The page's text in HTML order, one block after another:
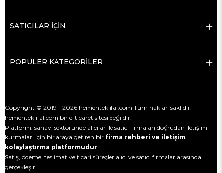
SATICILAR İÇİN
POPÜLER KATEGORİLER
Copyright © 2019 – 2026 hementeklifal.com Tüm hakları saklıdır.
hementeklifal.com bir e-ticaret sitesi değildir.
Platform; sanayi sektöründe alıcılar ile satıcı firmaları doğrudan iletişim
kurmaları için bir araya getiren bir firma rehberi ve iletişim
kolaylaştırma platformudur.
Satış, ödeme, teslimat ve ticari süreçler alıcı ve satıcı firmalar arasında
gerçekleşir.